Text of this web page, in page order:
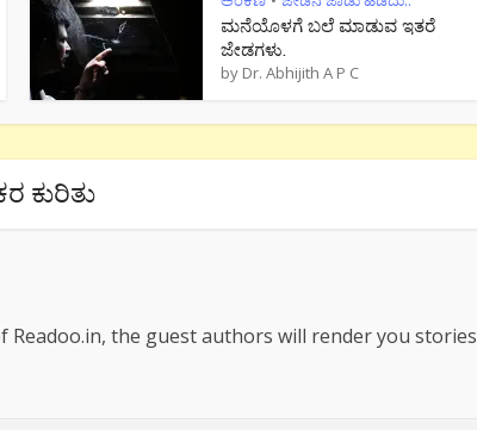
ಮನೆಯೊಳಗೆ ಬಲೆ ಮಾಡುವ ಇತರೆ
ಜೇಡಗಳು.
by Dr. Abhijith A P C
ಕುರಿತು
Readoo.in, the guest authors will render you stories